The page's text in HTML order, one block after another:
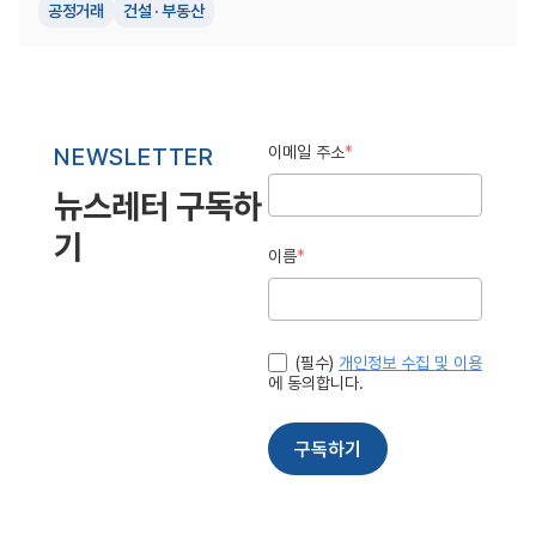
공정거래 건설 · 부동산